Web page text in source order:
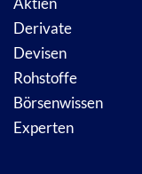
Derivate
Devisen
Rohstoffe
Börsenwissen
Experten